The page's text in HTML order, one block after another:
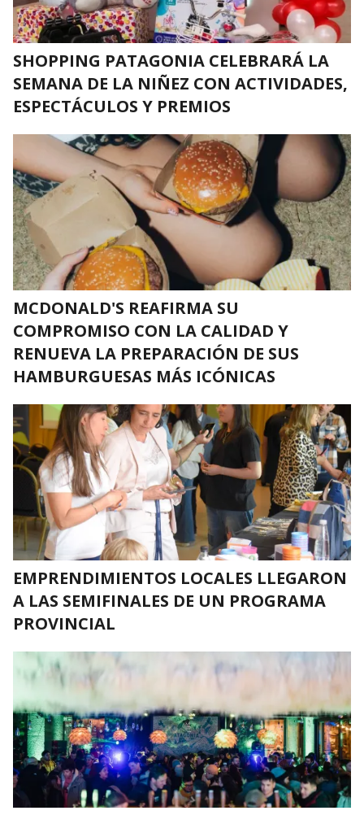
SHOPPING PATAGONIA CELEBRARÁ LA
SEMANA DE LA NIÑEZ CON ACTIVIDADES,
ESPECTÁCULOS Y PREMIOS
MCDONALD'S REAFIRMA SU
COMPROMISO CON LA CALIDAD Y
RENUEVA LA PREPARACIÓN DE SUS
HAMBURGUESAS MÁS ICÓNICAS
EMPRENDIMIENTOS LOCALES LLEGARON
A LAS SEMIFINALES DE UN PROGRAMA
PROVINCIAL